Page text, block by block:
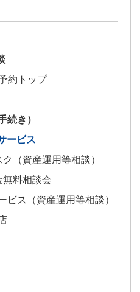
約トップ
続き）
ービス
（資産運用等相談）
無料相談会
ビス（資産運用等相談）